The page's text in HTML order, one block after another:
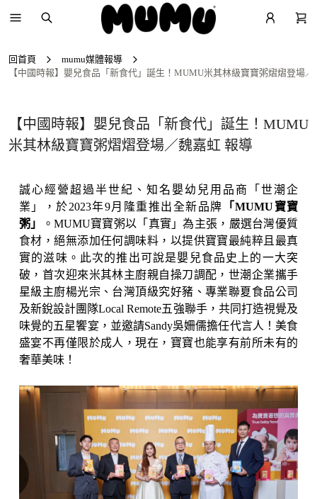
回首頁
mumu媒體報導
【中國時報】嬰兒食品「新食代」誕生！MUMU米其林級寶寶粥熠熠登場／
【中國時報】嬰兒食品「新食代」誕生！MUMU
米其林級寶寶粥熠熠登場／魏嘉虹 報導
誠心經營超過半世紀 、知名嬰幼 兒用品商 「 世潮企
業 」 ，於2023年9月隆重推出全新品牌 「MUMU寶寶
粥」
。MUMU寶寶粥以「真實」為主張，嚴選台灣優質
食材，絕無添加任何調味料，以提供寶寶最純粹且最真
實的滋味。此次的推出可說是嬰兒食品史上的一大突
破，首次迎來米其林主廚親自操刀調配，世潮企業攜手
星級主廚楊光宗、台灣頂級究好豬、專業聯夏食品公司
及新銳設計團隊Local Remote五強聯手，共同打造視覺及
味覺的五星饗宴，並邀請Sandy吳姍儒擔任代言人！美食
盛宴不再僅限於成人，現在，寶寶也能享有前所未有的
奢華美味！